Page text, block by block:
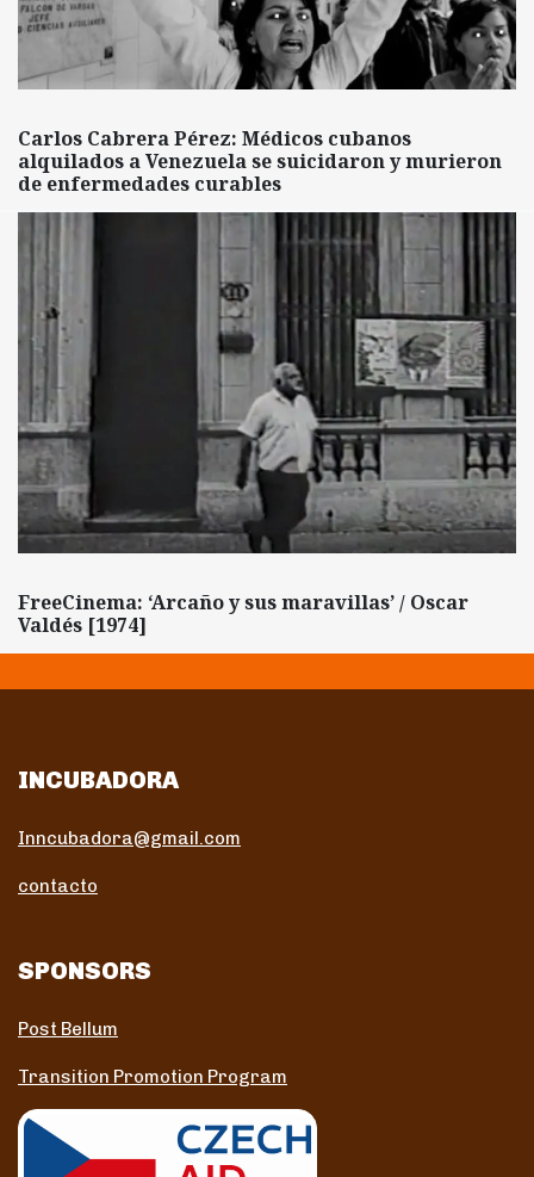
Carlos Cabrera Pérez: Médicos cubanos
alquilados a Venezuela se suicidaron y murieron
de enfermedades curables
FreeCinema: ‘Arcaño y sus maravillas’ / Oscar
Valdés [1974]
INCUBADORA
Inncubadora@gmail.com
contacto
SPONSORS
Post Bellum
Transition Promotion Program